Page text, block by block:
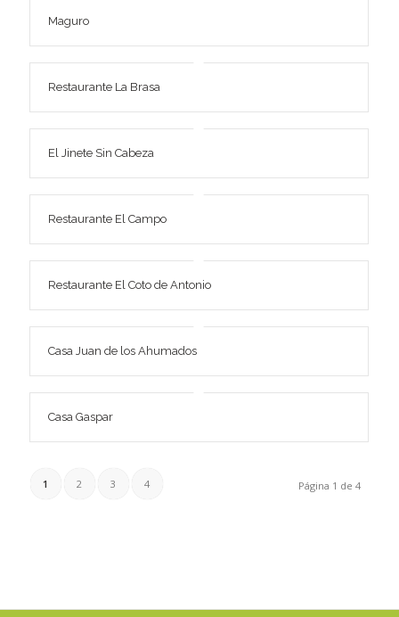
Maguro
Restaurante La Brasa
El Jinete Sin Cabeza
Restaurante El Campo
Restaurante El Coto de Antonio
Casa Juan de los Ahumados
Casa Gaspar
Página 1 de 4
1 2 3 4